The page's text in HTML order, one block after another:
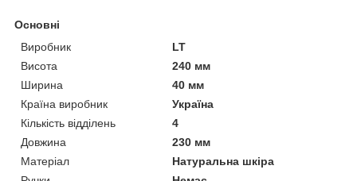
Основні
Виробник
LT
Висота
240 мм
Ширина
40 мм
Країна виробник
Україна
Кількість відділень
4
Довжина
230 мм
Матеріал
Натуральна шкіра